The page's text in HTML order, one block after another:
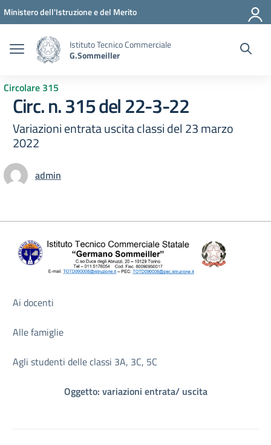
Vai ai contenuti
Vai al menu di navigazione
Vai al footer
Ministero dell'Istruzione e del Merito
Istituto Tecnico Commerciale
G.Sommeiller
Circolare 315
Circ. n. 315 del 22-3-22
Variazioni entrata uscita classi del 23 marzo
2022
admin
Ai docenti
Alle famiglie
Agli studenti delle classi 3A, 3C, 5C
Oggetto: variazioni entrata/ uscita